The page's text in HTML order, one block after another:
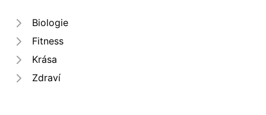
Biologie
Fitness
Krása
Zdraví